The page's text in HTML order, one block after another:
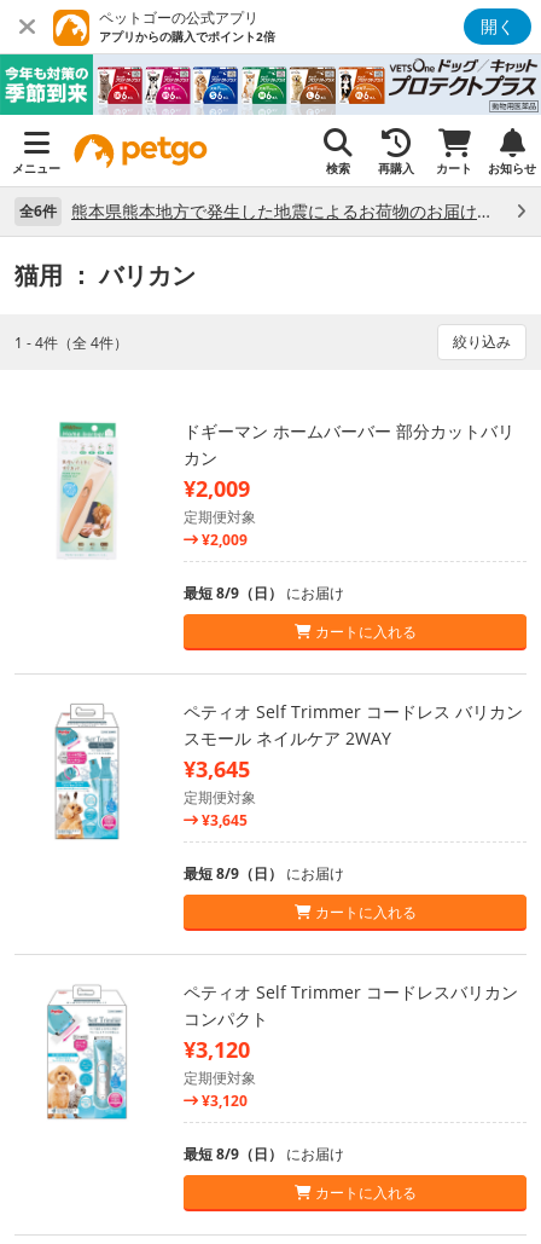
ペットゴーの公式アプリ
アプリからの購入でポイント2倍 開く
メニュー 検索 再購入 カート お知らせ
全6件 熊本県熊本地方で発生した地震によるお荷物のお届け状況について （7/28）
猫用 ： バリカン
1 - 4件（全 4件） 絞り込み
ドギーマン ホームバーバー 部分カットバリ
カン
¥2,009
定期便対象
¥2,009
最短 8/9（日） にお届け
カートに入れる
ペティオ Self Trimmer コードレス バリカン
スモール ネイルケア 2WAY
¥3,645
定期便対象
¥3,645
最短 8/9（日） にお届け
カートに入れる
ペティオ Self Trimmer コードレスバリカン
コンパクト
¥3,120
定期便対象
¥3,120
最短 8/9（日） にお届け
カートに入れる